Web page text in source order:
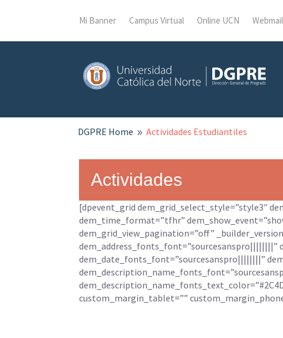
Mi Banner Campus Virtual Online UCN Webmail
DGPRE Home 9 Actividades Estudiantiles
Actividades
[dpevent_grid dem_grid_select_style=”style3″
dem_time_format=”tfhr”
dem_grid_view_pagination=”off”
dem_address_fonts_font=”sourcesanspro||||||||”
dem_date_fonts_font=”sourcesanspro||||||||”
custom_margin_tablet=””